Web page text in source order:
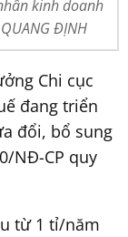
kinh doanh
ĐỊNH
Chi cục
đang triển
đổi, bổ sung
NĐ-CP quy
từ 1 tỉ/năm